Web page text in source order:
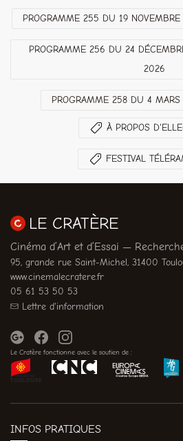
PROGRAMME 255 DU 19
PROGRAMME 256 DU 24
2026
PROGRAMME 258 DU 4
À PROPOS
FESTIVAL
LE CRATÈRE
Cinéma d’Art et d’Essai —
95, grande rue Saint-Michel, 31400
www.cinemalecratere.fr
05 61 53 50 53
Lettre d'information
Le Cratère fonctionne avec le soutien de :
INFOS PRATIQUES